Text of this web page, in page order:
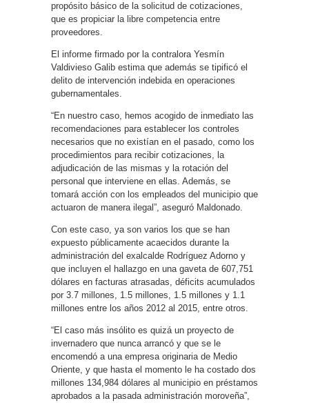
propósito básico de la solicitud de cotizaciones,
que es propiciar la libre competencia entre
proveedores.
El informe firmado por la contralora Yesmín
Valdivieso Galib estima que además se tipificó el
delito de intervención indebida en operaciones
gubernamentales.
“En nuestro caso, hemos acogido de inmediato las
recomendaciones para establecer los controles
necesarios que no existían en el pasado, como los
procedimientos para recibir cotizaciones, la
adjudicación de las mismas y la rotación del
personal que interviene en ellas. Además, se
tomará acción con los empleados del municipio que
actuaron de manera ilegal”, aseguró Maldonado.
Con este caso, ya son varios los que se han
expuesto públicamente acaecidos durante la
administración del exalcalde Rodríguez Adorno y
que incluyen el hallazgo en una gaveta de 607,751
dólares en facturas atrasadas, déficits acumulados
por 3.7 millones, 1.5 millones, 1.5 millones y 1.1
millones entre los años 2012 al 2015, entre otros.
“El caso más insólito es quizá un proyecto de
invernadero que nunca arrancó y que se le
encomendó a una empresa originaria de Medio
Oriente, y que hasta el momento le ha costado dos
millones 134,984 dólares al municipio en préstamos
aprobados a la pasada administración moroveña”,